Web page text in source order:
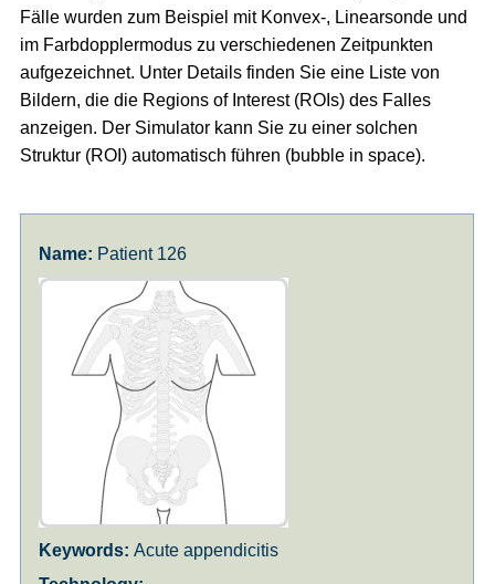
Fälle wurden zum Beispiel mit Konvex-, Linearsonde und
im Farbdopplermodus zu verschiedenen Zeitpunkten
aufgezeichnet. Unter Details finden Sie eine Liste von
Bildern, die die Regions of Interest (ROIs) des Falles
anzeigen. Der Simulator kann Sie zu einer solchen
Struktur (ROI) automatisch führen (bubble in space).
Patient 126
Acute appendicitis